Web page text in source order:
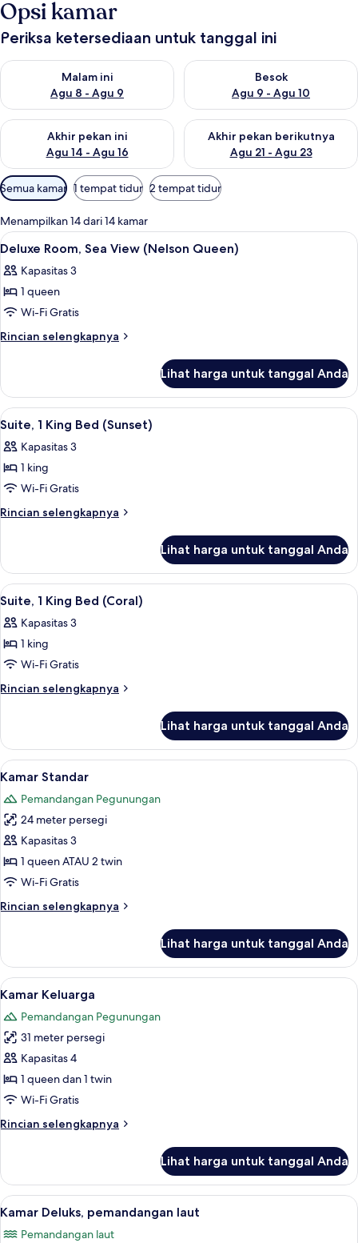
Opsi kamar
Periksa ketersediaan untuk tanggal ini
Malam ini
Agu 8 - Agu 9
Periksa ketersediaan untuk malam ini Agu 8 - Agu 9
Besok
Agu 9 - Agu 10
Periksa ketersediaan untuk
Akhir pekan ini
Agu 14 - Agu 16
Periksa ketersediaan untuk akhir pekan ini Agu 14 - Agu 16
Akhir pekan berikutnya
Agu 21 - Agu 23
Periksa ketersediaan untuk
Filter
tersedia
untuk
kamar
Semua kamar 1 tempat tidur 2 tempat tidur
Menampilkan 14 dari 14 kamar
Lihat
semua
foto
untuk
Deluxe
Room,
(Nelson
Queen)
Minibar, brankas, tirai kedap cahaya,
16
Deluxe Room, Sea View (Nelson Queen)
Kapasitas 3
1 queen
Wi-Fi Gratis
Rincian selengkapnya
Rincian
Deluxe
Room,
Sea
(Nelson
Queen)
Lihat harga untuk tanggal Anda
Lihat
semua
foto
untuk
Suite,
1
(Sunset)
Minibar, brankas, tirai kedap cahaya,
7
Suite, 1 King Bed (Sunset)
Kapasitas 3
1 king
Wi-Fi Gratis
Rincian selengkapnya
Rincian
Suite,
King
(Sunset)
Lihat harga untuk tanggal Anda
Lihat
semua
foto
untuk
Suite,
1
(Coral)
Minibar, brankas, tirai kedap cahaya,
10
Suite, 1 King Bed (Coral)
Kapasitas 3
1 king
Wi-Fi Gratis
Rincian selengkapnya
Rincian
Suite,
King
(Coral)
Lihat harga untuk tanggal Anda
Lihat
semua
foto
untuk
Kamar
Standar
Minibar, brankas, tirai kedap cahaya,
7
Kamar Standar
Pemandangan Pegunungan
24 meter persegi
Kapasitas 3
1 queen ATAU 2 twin
Wi-Fi Gratis
Rincian selengkapnya
Rincian
Kamar
Standar
Lihat harga untuk tanggal Anda
Lihat
semua
foto
untuk
Kamar
Keluarga
Minibar, brankas, tirai kedap cahaya,
5
Kamar Keluarga
Pemandangan Pegunungan
31 meter persegi
Kapasitas 4
1 queen dan 1 twin
Wi-Fi Gratis
Rincian selengkapnya
Rincian
Kamar
Keluarga
Lihat harga untuk tanggal Anda
Lihat
semua
9
Kamar Deluks, pemandangan laut
Pemandangan laut